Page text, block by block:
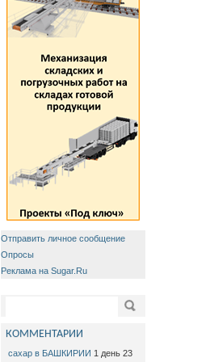
Отправить личное сообщение
Опросы
Реклама на Sugar.Ru
Поиск
КОММЕНТАРИИ
сахар в БАШКИРИИ 1 день 23